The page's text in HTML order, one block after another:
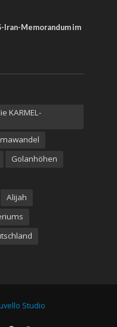
Iran-Memorandum im
KARMEL-
Golanhöhen
Alijah
Studio